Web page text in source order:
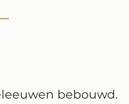
bebouwd.